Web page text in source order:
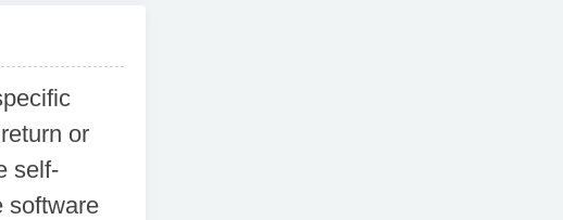
or
self-
software